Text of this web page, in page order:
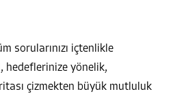
sorularınızı içtenlikle
hedeflerinize yönelik,
çizmekten büyük mutluluk